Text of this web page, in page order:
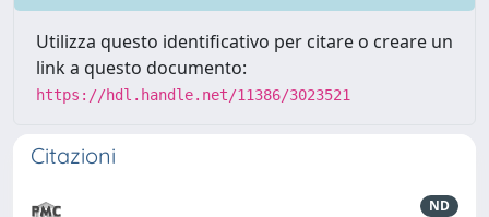
Utilizza questo identificativo per citare o creare un
link a questo documento:
https://hdl.handle.net/11386/3023521
Citazioni
ND